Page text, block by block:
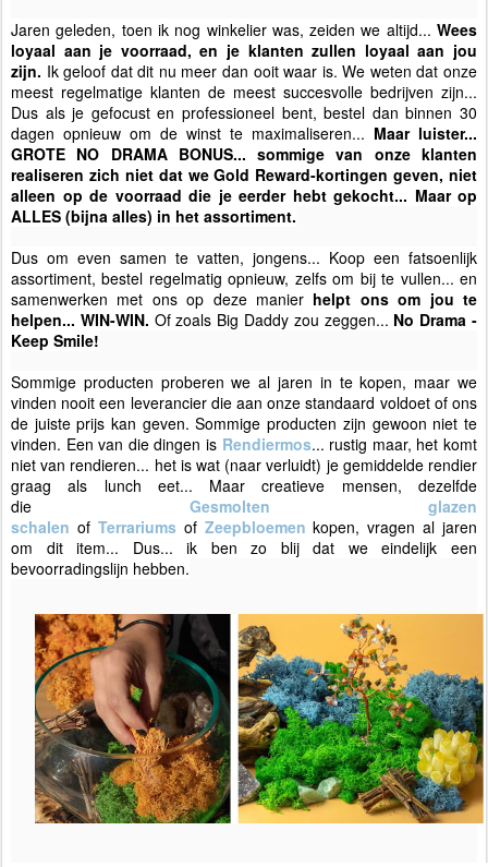
Jaren geleden, toen ik nog winkelier was, zeiden we altijd... Wees
loyaal aan je voorraad, en je klanten zullen loyaal aan jou
zijn. Ik geloof dat dit nu meer dan ooit waar is. We weten dat onze
meest regelmatige klanten de meest succesvolle bedrijven zijn...
Dus als je gefocust en professioneel bent, bestel dan binnen 30
dagen opnieuw om de winst te maximaliseren... Maar luister...
GROTE NO DRAMA BONUS... sommige van onze klanten
realiseren zich niet dat we Gold Reward-kortingen geven, niet
alleen op de voorraad die je eerder hebt gekocht... Maar op
ALLES (bijna alles) in het assortiment.
Dus om even samen te vatten, jongens... Koop een fatsoenlijk
assortiment, bestel regelmatig opnieuw, zelfs om bij te vullen... en
samenwerken met ons op deze manier helpt ons om jou te
helpen... WIN-WIN. Of zoals Big Daddy zou zeggen... No Drama -
Keep Smile!
Sommige producten proberen we al jaren in te kopen, maar we
vinden nooit een leverancier die aan onze standaard voldoet of ons
de juiste prijs kan geven. Sommige producten zijn gewoon niet te
vinden. Een van die dingen is Rendiermos... rustig maar, het komt
niet van rendieren... het is wat (naar verluidt) je gemiddelde rendier
graag als lunch eet... Maar creatieve mensen, dezelfde
die Gesmolten glazen
schalen of Terrariums of Zeepbloemen kopen, vragen al jaren
om dit item... Dus... ik ben zo blij dat we eindelijk een
bevoorradingslijn hebben.